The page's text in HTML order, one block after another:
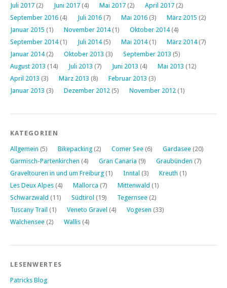
Juli 2017 (2) Juni 2017 (4) Mai 2017 (2) April 2017 (2)
September 2016 (4) Juli 2016 (7) Mai 2016 (3) März 2015 (2)
Januar 2015 (1) November 2014(1) Oktober 2014(4)
September 2014(1) Juli 2014(5) Mai 2014(1) März 2014(7)
Januar 2014(2) Oktober 2013 (3) September 2013 (5)
August 2013 (14) Juli 2013 (7) Juni 2013 (4) Mai 2013 (12)
April 2013 (3) März 2013 (8) Februar 2013 (3)
Januar 2013 (3) Dezember 2012 (5) November 2012 (1)
KATEGORIEN
Allgemein (5) Bikepacking (2) Comer See (6) Gardasee (20)
Garmisch-Partenkirchen (4) Gran Canaria (9) Graubünden (7)
Graveltouren in und um Freiburg (1) Inntal (3) Kreuth (1)
Les Deux Alpes (4) Mallorca (7) Mittenwald (1)
Schwarzwald (11) Südtirol (19) Tegernsee (2)
Tuscany Trail (1) Veneto Gravel (4) Vogesen (33)
Walchensee (2) Wallis (4)
LESENWERTES
Patricks Blog